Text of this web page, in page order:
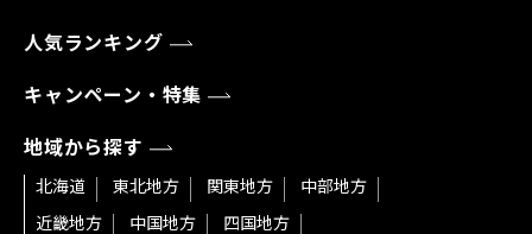
人気ランキング
キャンペーン・特集
地域から探す
北海道 東北地方 関東地方
中部地方
近畿地方
中国地方
四国地方